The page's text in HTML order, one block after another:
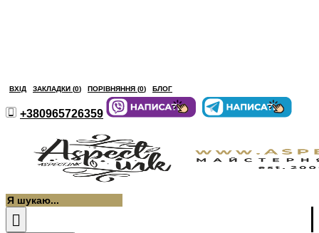
ВХІД ЗАКЛАДКИ (0) ПОРІВНЯННЯ (0) БЛОГ
+380965726359